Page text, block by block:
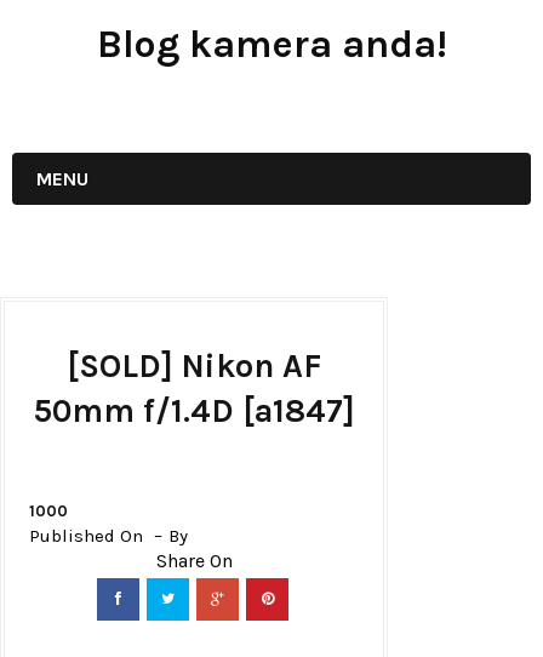
Blog kamera anda!
MENU
[SOLD] Nikon AF
50mm f/1.4D [a1847]
1000
Published On By